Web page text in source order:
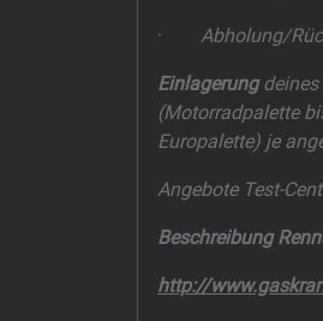
· Abholung/
Einlagerungdeines
(Motorradpalette
Europalette) je
Angebote Test-
Beschreibung
http://